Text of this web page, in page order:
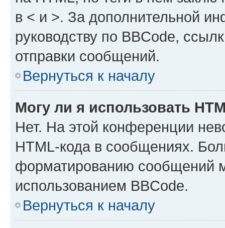
в < и >. За дополнительной
руководству по BBCode,
отправки сообщений.
Вернуться к началу
Могу ли я использовать
Нет. На этой конференции
HTML-кода в сообщениях.
форматированию сообщений
использованием BBCode.
Вернуться к началу